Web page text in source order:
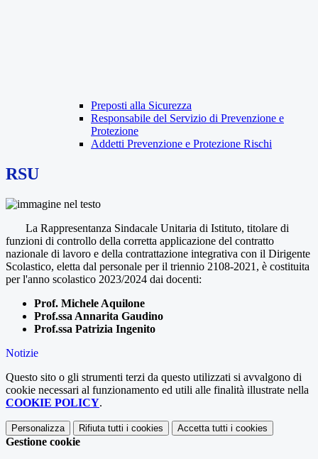
Preposti alla Sicurezza
Responsabile del Servizio di Prevenzione e
Protezione
Addetti Prevenzione e Protezione Rischi
RSU
La Rappresentanza Sindacale Unitaria di Istituto, titolare di
funzioni di controllo della corretta applicazione del contratto
nazionale di lavoro e della contrattazione integrativa con il Dirigente
Scolastico, eletta dal personale per il triennio 2108-2021, è costituita
per l'anno scolastico 2023/2024 dai docenti:
Prof. Michele Aquilone
Prof.ssa Annarita Gaudino
Prof.ssa Patrizia Ingenito
Notizie
Questo sito o gli strumenti terzi da questo utilizzati si avvalgono di
cookie necessari al funzionamento ed utili alle finalità illustrate nella
COOKIE POLICY.
Personalizza Rifiuta tutti i cookies Accetta tutti i cookies
Gestione cookie